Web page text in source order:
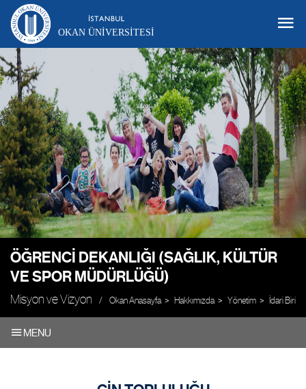
OKAN ÜNIVERSITESI
ÖĞRENCI DEKANLIĞI (SAĞLIK, KÜLTÜR
VE SPOR MÜDÜRLÜĞÜ)
Misyon ve Vizyon Okan Anasayfa Hakkımızda Yönetim İdari
MENU